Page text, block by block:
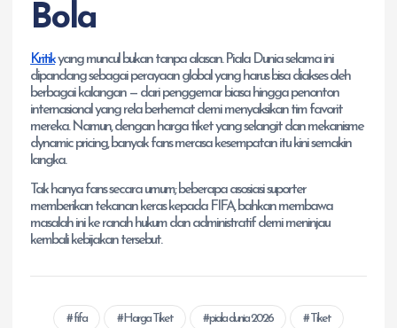
Bola
Kritikyang muncul bukan tanpa alasan. Piala Dunia selama ini
dipandang sebagai perayaan global yang harus bisa diakses oleh
berbagai kalangan — dari penggemar biasa hingga penonton
internasional yang rela berhemat demi menyaksikan tim favorit
mereka. Namun, dengan harga tiket yang selangit dan mekanisme
dynamic pricing, banyak fans merasa kesempatan itu kini semakin
langka.
Tak hanya fans secara umum; beberapa asosiasi suporter
memberikan tekanan keras kepada FIFA, bahkan membawa
masalah ini ke ranah hukum dan administratif demi meninjau
kembali kebijakan tersebut.
fifa Harga Tiket piala dunia 2026 Tiket